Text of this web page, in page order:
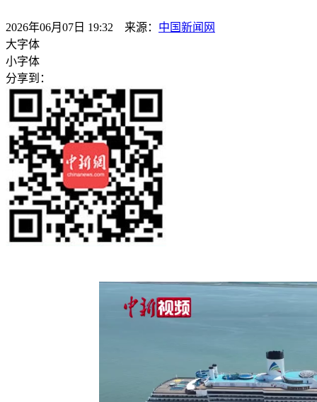
2026年06月07日 19:32 来源： 中国新闻网
大字体
小字体
分享到：